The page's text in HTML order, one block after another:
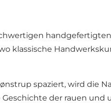
klassische
spaziert, wird die
der rauen und